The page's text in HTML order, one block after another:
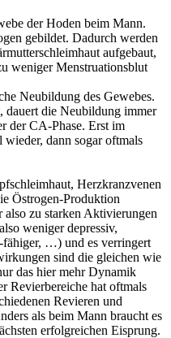
der Hoden beim Mann.
gebildet. Dadurch werden
aufgebaut,
weniger Menstruationsblut
Neubildung des Gewebes.
dauert die Neubildung immer
der CA-Phase. Erst im
wieder, dann sogar oftmals
Herzkranzvenen
Östrogen-Produktion
also zu starken Aktivierungen
weniger depressiv,
fähiger, …) und es verringert
sind die gleichen wie
das hier mehr Dynamik
Revierbereiche hat oftmals
Revieren und
als beim Mann braucht es
erfolgreichen Eisprung.